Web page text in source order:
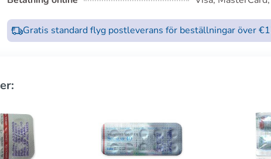
Gratis standard flyg postleverans för beställningar över